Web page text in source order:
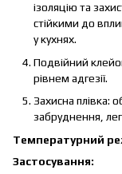
ізоляцію та
стійкими до
у кухнях.
Подвійний
рівнем адгезії.
Захисна плівка:
забруднення,
Температурний
Застосування: